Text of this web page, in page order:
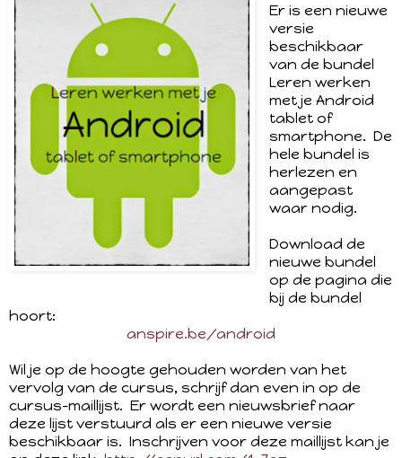
Er is een nieuwe
versie
beschikbaar
van de bundel
Leren werken
met je Android
tablet of
smartphone. De
hele bundel is
herlezen en
aangepast
waar nodig.
Download de
nieuwe bundel
op de pagina die
bij de bundel
hoort:
anspire.be/android
Wil je op de hoogte gehouden worden van het
vervolg van de cursus, schrijf dan even in op de
cursus-maillijst. Er wordt een nieuwsbrief naar
deze lijst verstuurd als er een nieuwe versie
beschikbaar is. Inschrijven voor deze maillijst kan je